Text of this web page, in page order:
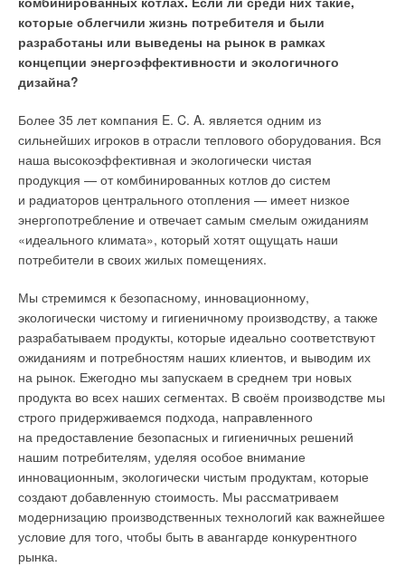
которые облегчили жизнь потребителя и были
разработаны или выведены на рынок в рамках
концепции энергоэффективности и экологичного
дизайна?
Более 35 лет компания E. C. A. является одним из
сильнейших игроков в отрасли теплового оборудования. Вся
наша высокоэффективная и экологически чистая
продукция — от комбинированных котлов до систем
и радиаторов центрального отопления — имеет низкое
энергопотребление и отвечает самым смелым ожиданиям
«идеального климата», который хотят ощущать наши
потребители в своих жилых помещениях.
Мы стремимся к безопасному, инновационному,
экологически чистому и гигиеничному производству, а также
разрабатываем продукты, которые идеально соответствуют
ожиданиям и потребностям наших клиентов, и выводим их
на рынок. Ежегодно мы запускаем в среднем три новых
продукта во всех наших сегментах. В своём производстве мы
строго придерживаемся подхода, направленного
на предоставление безопасных и гигиеничных решений
нашим потребителям, уделяя особое внимание
инновационным, экологически чистым продуктам, которые
создают добавленную стоимость. Мы рассматриваем
модернизацию производственных технологий как важнейшее
условие для того, чтобы быть в авангарде конкурентного
рынка.
теплоснабжения. Поэтому далее — немного анализа
и прогнозов.
Какой климат нас ждёт в ближайшие десятилетия?
Вильфанд считает, что: «Изменение климата на Земле
приведёт к смене продолжительности «волн» тепла
и холода. Волны тепла будут чаще повторяться, прежде
всего летом. Продолжительность этих волн тепла будет
увеличиваться… Но продолжительность «волн холода»
будет меньше, а их сила будет выше…» [5, 6].
Глядя в будущее, можно предположить, что затраты энергии
модель — климат становится всё более контрастным,
а погодные аномалии быстро «ставят на колени» уже
не только маленькие города, но и целые страны.
Что будет происходить с потребителями (со зданиями)?
По оценкам международных экспертов, Украине
понадобится не менее трёх десятилетий на утепление
большинства зданий до европейских стандартов. Это
наиболее вероятный период существования систем
централизованного теплоснабжения, необходимость в них
будет снижаться по мере роста количества
«термомодернизированных» зданий и спада тепловых
нагрузок.
необходимое количество работающих кондиционеров
с целью минимизации потребления электроэнергии.
Использование инверторных компрессоров и вентиляторов
производительности системы в диапазоне 30–100% и, как
следствие, экономичного потребления электроэнергии.
Применение электронного расширительного вентиля
позволяет оперативно и с высокой точностью реагировать
на любые изменения в холодильном цикле машины.
Применение теплообменников собственного производства
позволяет подстраиваться под любые требования
заказчиков.
Для снижения расхода электроэнергии при работе
в условиях низких температур наружного воздуха «ВЕЗА»
предлагает не только прецизионные кондиционеры АКП
с функцией фрикулинга, но и чиллеры с данной функцией.
На сегодняшний день компания «ВЕЗА» представляет
широкий модельный ряд надёжных и высокоточных
прецизионных кондиционеров АКП с диапазоном мощности
6–120 кВт для фреоновых моделей и 8–210 кВт для моделей
с жидкостным охлаждением, а также может предложить
заказчику решение любых нестандартных задач.
Подробнее с высокоточными прецизионными
кондиционерами АКП можно ознакомиться на сайте «ВЕЗА»